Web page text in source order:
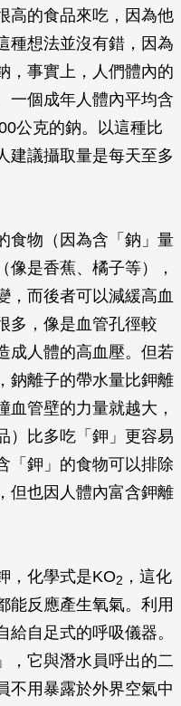
高的食品來吃，因為他
種想法並沒有錯，因為
，事實上，人們體內的
一個成年人體內平均含
公克的鈉。以這種比
建議攝取量是每天至多
食物（因為含「鈉」量
像是香蕉、橘子等），
，而後者可以減緩高血
多，像是血管孔徑較
成人體的高血壓。但若
鈉離子的帶水量比鉀離
血管壁的力量就越大，
）比多吃「鉀」更容易
「鉀」的食物可以排除
但也因人體內富含鉀離
，化學式是KO2 ，這化
能反應產生氧氣。利用
給自足式的呼吸儀器。
，它與潛水員呼出的二
不用暴露於外界空氣中